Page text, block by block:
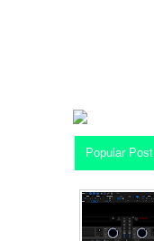
Popular Post